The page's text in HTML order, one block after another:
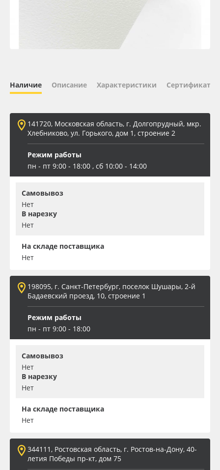
ПЭТ листовой
ПЭТ бэклит
Вспененный ПВХ
Баннер
Заготовки для сувениров
Наличие Описание Характеристики Сертификаты
141720, Московская область, г. Долгопрудный, мкр.
Хлебниково, ул. Горького, дом 1, строение 2
Режим работы
пн - пт 9:00 - 18:00 , сб 10:00 - 14:00
Самовывоз
Нет
В нарезку
Нет
На складе поставщика
Нет
198095, г. Санкт-Петербург, поселок Шушары, 2-й
Бадаевский проезд, 10, строение 1
Режим работы
пн - пт 9:00 - 18:00
Самовывоз
Нет
В нарезку
Нет
На складе поставщика
Нет
344111, Ростовская область, г. Ростов-на-Дону, 40-
летия Победы пр-кт, дом 75